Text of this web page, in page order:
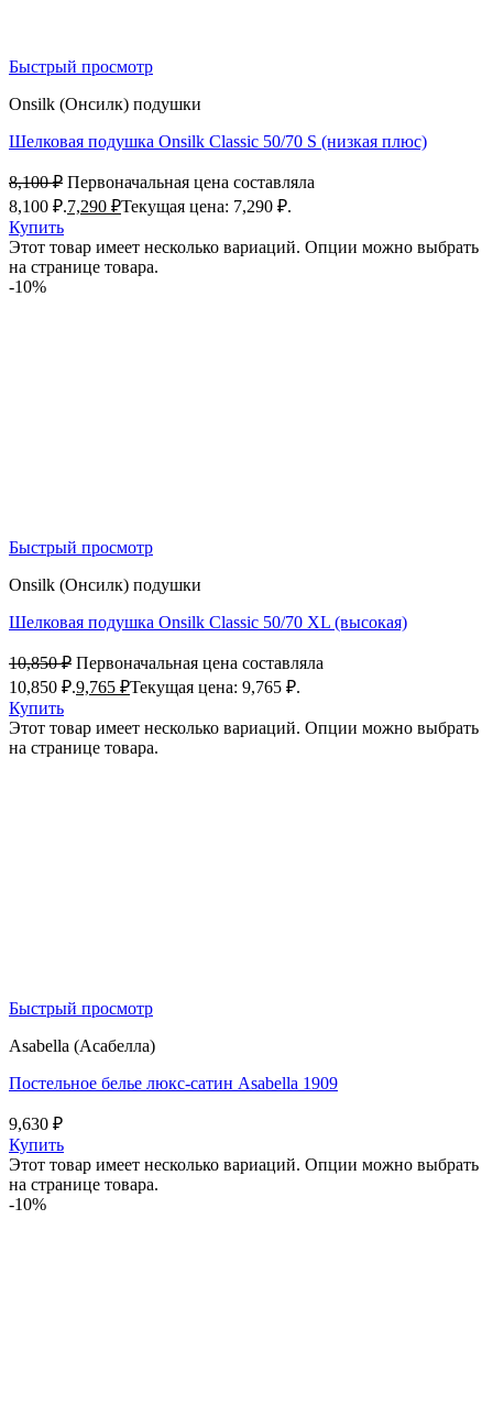
Быстрый просмотр
Onsilk (Онсилк) подушки
Шелковая подушка Onsilk Classic 50/70 S (низкая плюс)
8,100₽ Первоначальная цена составляла
8,100 ₽.7,290 ₽Текущая цена: 7,290 ₽.
Купить
Этот товар имеет несколько вариаций. Опции можно выбрать
на странице товара.
-10%
Быстрый просмотр
Onsilk (Онсилк) подушки
Шелковая подушка Onsilk Classic 50/70 XL (высокая)
10,850₽ Первоначальная цена составляла
10,850 ₽.9,765 ₽Текущая цена: 9,765 ₽.
Купить
Этот товар имеет несколько вариаций. Опции можно выбрать
на странице товара.
Быстрый просмотр
Asabella (Асабелла)
Постельное белье люкс-сатин Asabella 1909
9,630 ₽
Купить
Этот товар имеет несколько вариаций. Опции можно выбрать
на странице товара.
-10%